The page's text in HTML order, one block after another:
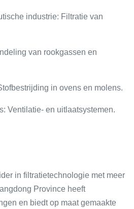
industrie: Filtratie van
van rookgassen en
in ovens en molens.
: Ventilatie- en uitlaatsystemen.
in filtratietechnologie met meer
Province heeft
en biedt op maat gemaakte